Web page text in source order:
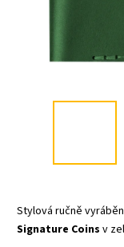
Stylová ručně
Signature Coins v